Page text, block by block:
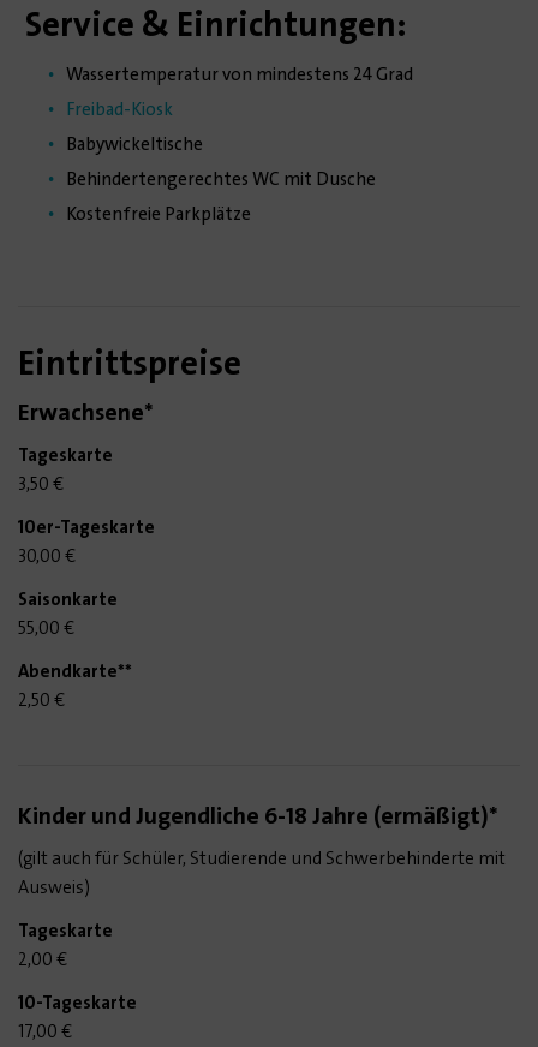
Service & Einrichtungen:
Wassertemperatur von mindestens 24 Grad
Freibad-Kiosk
Babywickeltische
Behindertengerechtes WC mit Dusche
Kostenfreie Parkplätze
Eintrittspreise
Erwachsene*
3,50 €
30,00 €
55,00 €
2,50 €
Kinder und Jugendliche 6-18 Jahre (ermäßigt)*
(gilt auch für Schüler, Studierende und Schwerbehinderte mit
Ausweis)
2,00 €
17,00 €